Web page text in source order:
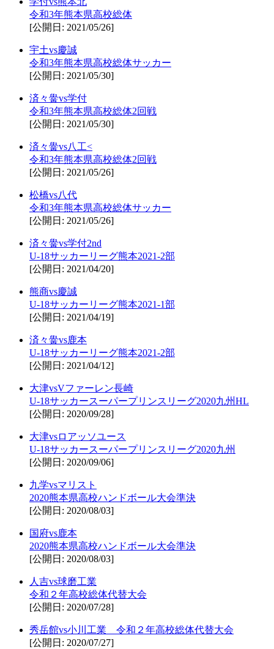
令和3年熊本県高校総体
[公開日: 2021/05/26]
宇土vs慶誠
令和3年熊本県高校総体サッカー
[公開日: 2021/05/30]
済々黌vs学付
令和3年熊本県高校総体2回戦
[公開日: 2021/05/30]
済々黌vs八工<
令和3年熊本県高校総体2回戦
[公開日: 2021/05/26]
松橋vs八代
令和3年熊本県高校総体サッカー
[公開日: 2021/05/26]
済々黌vs学付2nd
U-18サッカーリーグ熊本2021-2部
[公開日: 2021/04/20]
熊商vs慶誠
U-18サッカーリーグ熊本2021-1部
[公開日: 2021/04/19]
済々黌vs鹿本
U-18サッカーリーグ熊本2021-2部
[公開日: 2021/04/12]
大津vsVファーレン長崎
U-18サッカースーパープリンスリーグ2020九州HL
[公開日: 2020/09/28]
大津vsロアッソユース
U-18サッカースーパープリンスリーグ2020九州
[公開日: 2020/09/06]
九学vsマリスト
2020熊本県高校ハンドボール大会準決
[公開日: 2020/08/03]
国府vs鹿本
2020熊本県高校ハンドボール大会準決
[公開日: 2020/08/03]
人吉vs球磨工業
令和２年高校総体代替大会
[公開日: 2020/07/28]
秀岳館vs小川工業 令和２年高校総体代替大会
[公開日: 2020/07/27]